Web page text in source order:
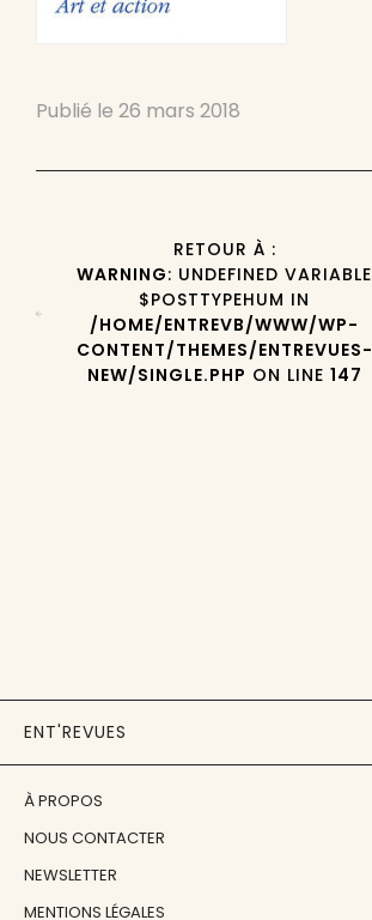
Publié le 26 mars 2018
RETOUR À :
WARNING: UNDEFINED VARIABLE
$POSTTYPEHUM IN
/HOME/ENTREVB/WWW/WP-
CONTENT/THEMES/ENTREVUES-
NEW/SINGLE.PHP ON LINE 147
ENT'REVUES
À PROPOS
NOUS CONTACTER
NEWSLETTER
MENTIONS LÉGALES